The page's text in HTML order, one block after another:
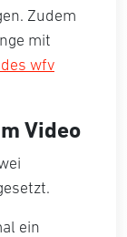
Zudem
mit
wfv
Video
ein